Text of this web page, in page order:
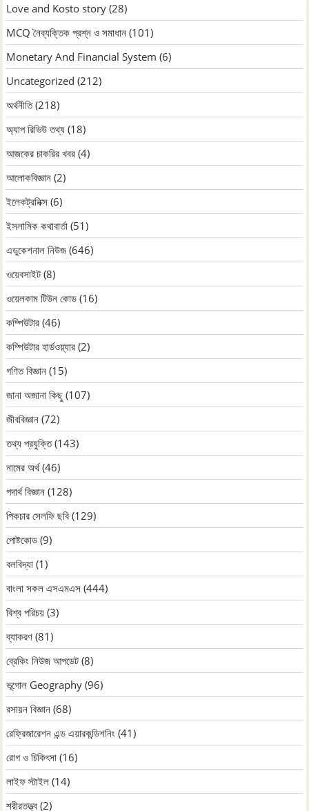
Love and Kosto story (28)
MCQ নৈব্যক্তিক প্রশ্ন ও সমাধান (101)
Monetary And Financial System (6)
Uncategorized (212)
অর্থনীতি(218)
অ্যাপ রিভিউ তথ্য (18)
আজকের চাকরির খবর (4)
আলোকবিজ্ঞান (2)
ইলেকট্রনিক্স (6)
ইসলামিক কথাবার্তা (51)
এডুকেশনাল নিউজ (646)
ওয়েবসাইট (8)
ওয়েলকাম টিউন কোড (16)
কম্পিউটার (46)
কম্পিউটার হার্ডওয়্যার (2)
গণিত বিজ্ঞান (15)
জানা অজানা কিছু (107)
জীববিজ্ঞান (72)
তথ্য প্রযুক্তি(143)
নামের অর্থ(46)
পদার্থ বিজ্ঞান (128)
পিকচার সেলফি ছবি (129)
পোষ্টকোড (9)
বলবিদ্যা (1)
বাংলা সকল এসএমএস (444)
বিশ্ব পরিচয় (3)
ব্যাকরণ (81)
ব্রেকিং নিউজ আপডেট (8)
ভূগোল Geography (96)
রসায়ন বিজ্ঞান (68)
রেফ্রিজারেশন এন্ড এয়ারকন্ডিশনিং (41)
রোগ ও চিকিৎসা (16)
লাইফ স্টাইল (14)
শরীরতত্ত্ব (2)